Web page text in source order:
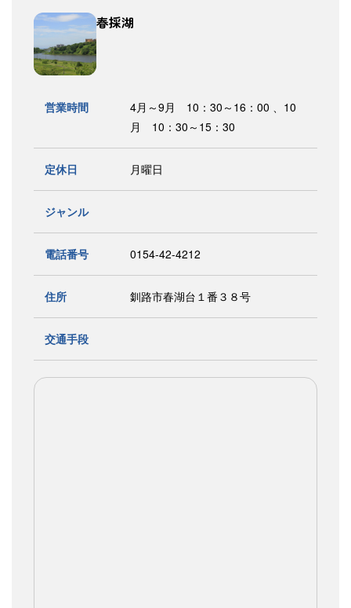
春採湖
営業時間
4月～9月 10：30～16：00 、10
月 10：30～15：30
定休日 月曜日
ジャンル
電話番号 0154-42-4212
住所 釧路市春湖台１番３８号
交通手段